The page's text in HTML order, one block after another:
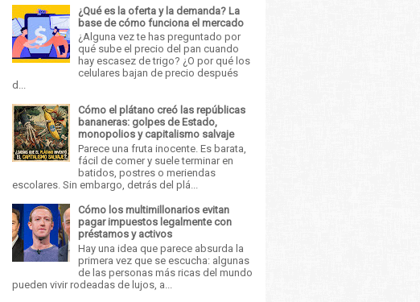
¿Qué es la oferta y la demanda? La
base de cómo funciona el mercado
¿Alguna vez te has preguntado por
qué sube el precio del pan cuando
hay escasez de trigo? ¿O por qué los
celulares bajan de precio después
d...
Cómo el plátano creó las repúblicas
bananeras: golpes de Estado,
monopolios y capitalismo salvaje
Parece una fruta inocente. Es barata,
fácil de comer y suele terminar en
batidos, postres o meriendas
escolares. Sin embargo, detrás del plá...
Cómo los multimillonarios evitan
pagar impuestos legalmente con
préstamos y activos
Hay una idea que parece absurda la
primera vez que se escucha: algunas
de las personas más ricas del mundo
pueden vivir rodeadas de lujos, a...